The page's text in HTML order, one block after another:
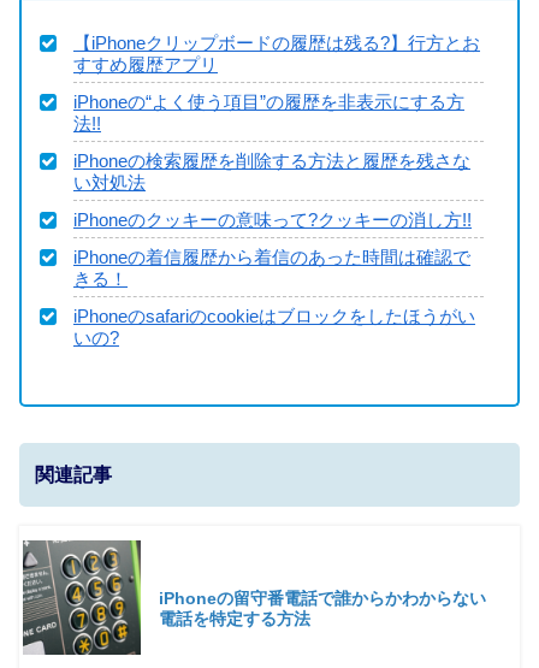
【iPhoneクリップボードの履歴は残る?】行方とお
すすめ履歴アプリ
iPhoneの“よく使う項目”の履歴を非表示にする方
法!!
iPhoneの検索履歴を削除する方法と履歴を残さな
い対処法
iPhoneのクッキーの意味って?クッキーの消し方!!
iPhoneの着信履歴から着信のあった時間は確認で
きる！
iPhoneのsafariのcookieはブロックをしたほうがい
いの?
関連記事
iPhoneの留守番電話で誰からかわからない
電話を特定する方法